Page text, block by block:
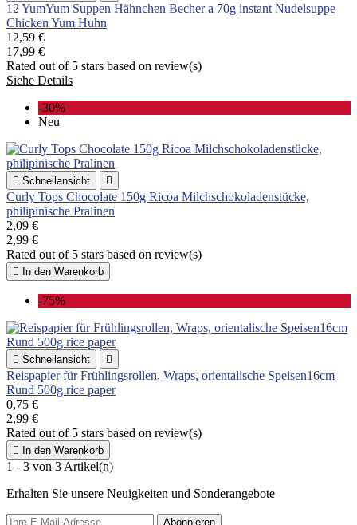
12 YumYum Suppen Hähnchen Becher a 70g instant Nudelsuppe
Chicken Yum Huhn
12,59 €
17,99 €
Rated out of 5 stars based on review(s)
Siehe Details
-30%
Neu
 Schnellansicht 
Curly Tops Chocolate 150g Ricoa Milchschokoladenstücke,
philipinische Pralinen
2,09 €
2,99 €
Rated out of 5 stars based on review(s)
 In den Warenkorb
-75%
 Schnellansicht 
Reispapier für Frühlingsrollen, Wraps, orientalische Speisen16cm
Rund 500g rice paper
0,75 €
2,99 €
Rated out of 5 stars based on review(s)
 In den Warenkorb
1 - 3 von 3 Artikel(n)
Erhalten Sie unsere Neuigkeiten und Sonderangebote